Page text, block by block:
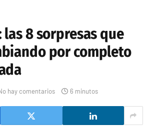
las 8 sorpresas que
por completo
hay comentarios 6 minutos